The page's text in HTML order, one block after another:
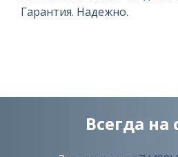
Гарантия. Надежно.
Всегда на